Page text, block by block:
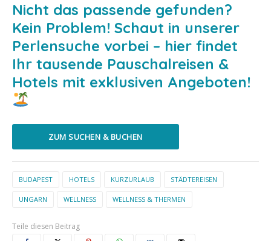
Nicht das passende gefunden?
Kein Problem! Schaut in unserer
Perlensuche vorbei – hier findet
Ihr tausende Pauschalreisen &
Hotels mit exklusiven Angeboten!
ZUM SUCHEN & BUCHEN
BUDAPEST HOTELS KURZURLAUB STÄDTEREISEN
UNGARN WELLNESS WELLNESS & THERMEN
Teile diesen Beitrag